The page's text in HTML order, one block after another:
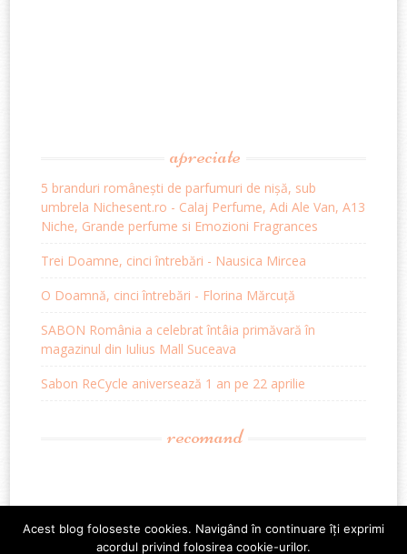
apreciate
5 branduri românești de parfumuri de nișă, sub
umbrela Nichesent.ro - Calaj Perfume, Adi Ale Van, A13
Niche, Grande perfume si Emozioni Fragrances
Trei Doamne, cinci întrebări - Nausica Mircea
O Doamnă, cinci întrebări - Florina Mărcuță
SABON România a celebrat întâia primăvară în
magazinul din Iulius Mall Suceava
Sabon ReCycle aniversează 1 an pe 22 aprilie
recomand
Acest blog foloseste cookies. Navigând în continuare îți exprimi
acordul privind folosirea cookie-urilor.